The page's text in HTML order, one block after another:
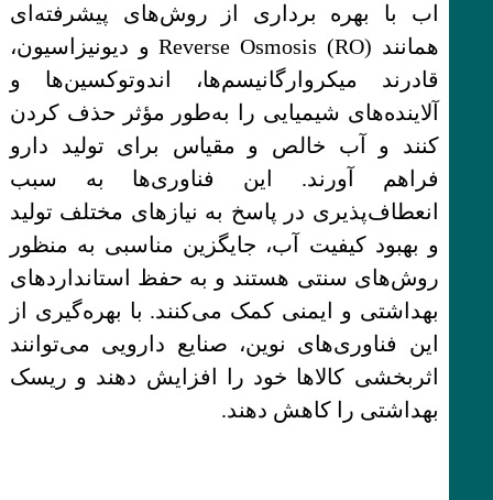
اب با بهره برداری از روش‌های پیشرفته‌ای
همانند Reverse Osmosis (RO) و دیونیزاسیون،
قادرند میکروارگانیسم‌ها، اندوتوکسین‌ها و
آلاینده‌های شیمیایی را به‌طور مؤثر حذف کردن
کنند و آب خالص و مقیاس برای تولید دارو
فراهم آورند. این فناوری‌ها به سبب
انعطاف‌پذیری در پاسخ به نیازهای مختلف تولید
و بهبود کیفیت آب، جایگزین مناسبی به منظور
روش‌های سنتی هستند و به حفظ استانداردهای
بهداشتی و ایمنی کمک می‌کنند. با بهره‌گیری از
این فناوری‌های نوین، صنایع دارویی می‌توانند
اثربخشی کالاها خود را افزایش دهند و ریسک
بهداشتی را کاهش دهند.